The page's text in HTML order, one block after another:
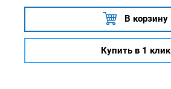
В корзину
Купить в 1 клик